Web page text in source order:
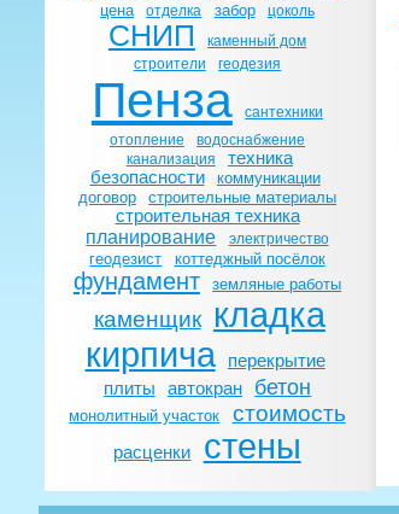
цена отделка забор цоколь
СНИП
каменный дом
строители
геодезия
Пенза
сантехники
отопление
водоснабжение
канализация
техника
безопасности
коммуникации
договор
строительные материалы
строительная техника
планирование электричество
геодезист коттеджный посёлок
фундамент земляные работы
каменщик кладка
кирпича
перекрытие
плиты
автокран бетон
монолитный участок стоимость
расценки стены